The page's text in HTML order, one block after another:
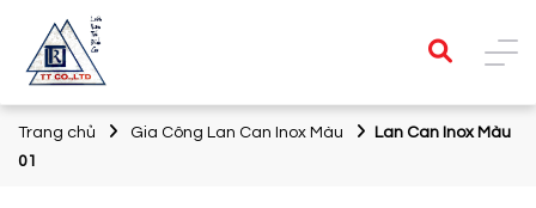
Trang chủ Gia Công Lan Can Inox Màu
Lan Can Inox Màu
01